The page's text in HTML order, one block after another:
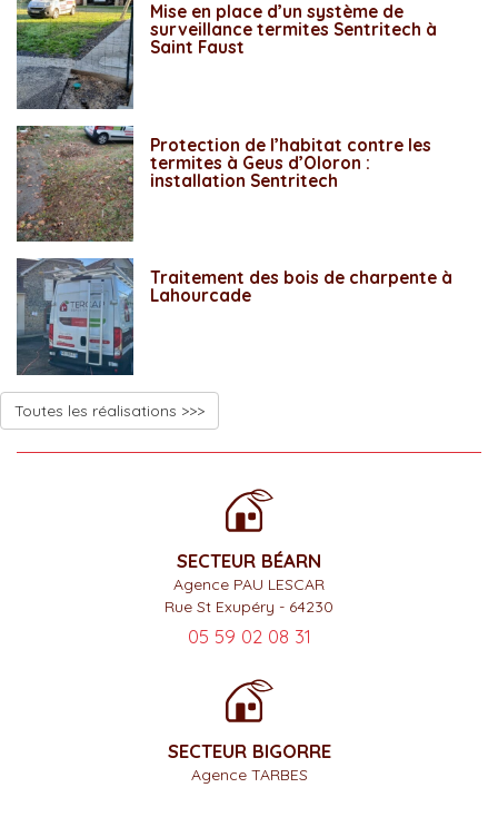
Mise en place d’un système de
surveillance termites Sentritech à
Saint Faust
Protection de l’habitat contre les
termites à Geus d’Oloron :
installation Sentritech
Traitement des bois de charpente à
Lahourcade
Toutes les réalisations >>>
SECTEUR BÉARN
Agence PAU LESCAR
Rue St Exupéry - 64230
05 59 02 08 31
SECTEUR BIGORRE
Agence TARBES